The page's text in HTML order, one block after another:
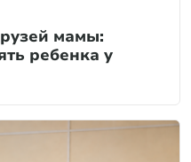
мамы:
ребенка у